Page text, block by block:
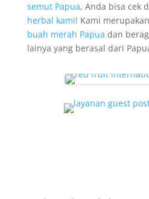
semut Papua, Anda bisa cek
herbal kami! Kami merupakan
buah merah Papua dan
lainya yang berasal dari